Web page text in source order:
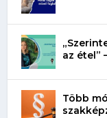
az étel”
Több